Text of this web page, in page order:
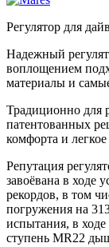
Регулятор для
Надежный
воплощением
материалы и
Традиционно для
патентованных
комфорта и
Репутация
завоёвана в ходе
рекордов, в том
погружения на
испытания, в
ступень MR22